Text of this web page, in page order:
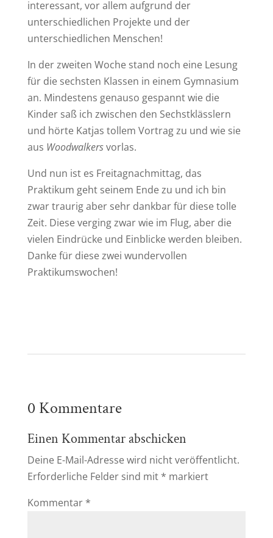
interessant, vor allem aufgrund der
unterschiedlichen Projekte und der
unterschiedlichen Menschen!
In der zweiten Woche stand noch eine Lesung
für die sechsten Klassen in einem Gymnasium
an. Mindestens genauso gespannt wie die
Kinder saß ich zwischen den Sechstklässlern
und hörte Katjas tollem Vortrag zu und wie sie
aus Woodwalkersvorlas.
Und nun ist es Freitagnachmittag, das
Praktikum geht seinem Ende zu und ich bin
zwar traurig aber sehr dankbar für diese tolle
Zeit. Diese verging zwar wie im Flug, aber die
vielen Eindrücke und Einblicke werden bleiben.
Danke für diese zwei wundervollen
Praktikumswochen!
0 Kommentare
Einen Kommentar abschicken
Deine E-Mail-Adresse wird nicht veröffentlicht.
Erforderliche Felder sind mit * markiert
Kommentar *